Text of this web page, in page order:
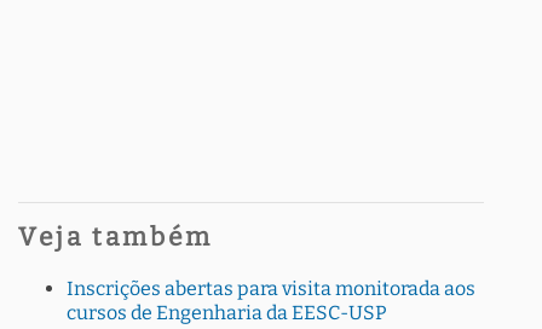
Veja também
Inscrições abertas para visita monitorada aos
cursos de Engenharia da EESC-USP